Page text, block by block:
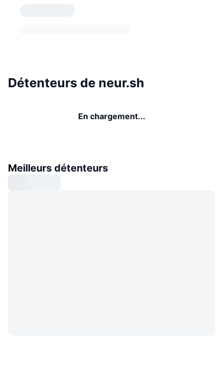
Détenteurs de neur.sh
En chargement...
Meilleurs détenteurs